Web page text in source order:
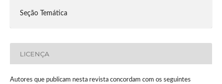
Seção Temática
LICENÇA
Autores que publicam nesta revista concordam com os seguintes